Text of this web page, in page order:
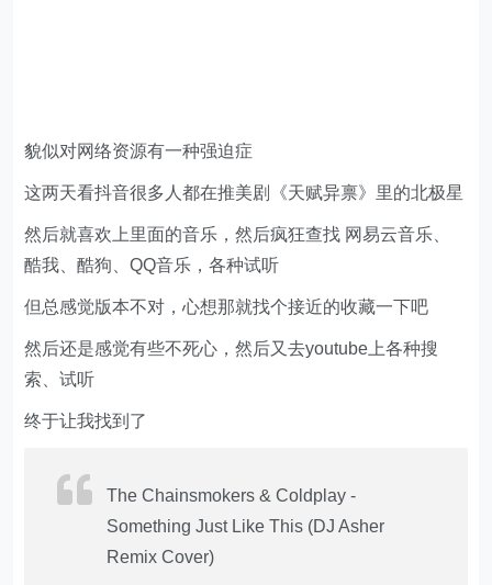
貌似对网络资源有一种强迫症
这两天看抖音很多人都在推美剧《天赋异禀》里的北极星
然后就喜欢上里面的音乐，然后疯狂查找 网易云音乐、
酷我、酷狗、QQ音乐，各种试听
但总感觉版本不对，心想那就找个接近的收藏一下吧
然后还是感觉有些不死心，然后又去youtube上各种搜
索、试听
终于让我找到了
The Chainsmokers & Coldplay -
Something Just Like This (DJ Asher
Remix Cover)